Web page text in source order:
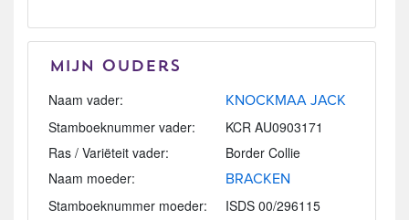
Mijn Ouders
Naam vader: KNOCKMAA JACK
Stamboeknummer vader:
KCR AU0903171
Ras / Variëteit vader:
Border Collie
Naam moeder:
BRACKEN
Stamboeknummer moeder:
ISDS 00/296115